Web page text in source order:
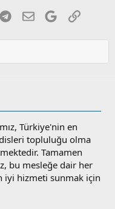
u
z
o
l
Telegram
E-postaGoogleLink
Türkiye'nin en
topluluğu olma
Tamamen
bu mesleğe dair her
iyi hizmeti sunmak için